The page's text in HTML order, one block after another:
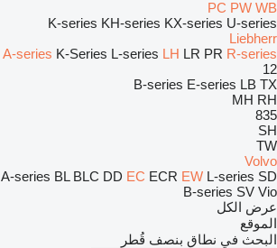
PC PW WB
K-series KH-series KX-series U-series
Liebherr
A-series K-Series L-series LH LR PR R-series
12
B-series E-series LB TX
MH RH
835
SH
TW
Volvo
A-series BL BLC DD EC ECR EW L-series SD
B-series SV Vio
عرض الكل
الموقع
البحث في نطاق بنصف قُطر